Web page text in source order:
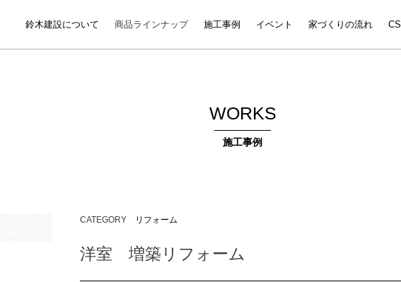
鈴木建設について 商品ラインナップ 施工事例 イベント 家づくりの流れ
WORKS
施工事例
CATEGORY リフォーム
洋室 増築リフォーム